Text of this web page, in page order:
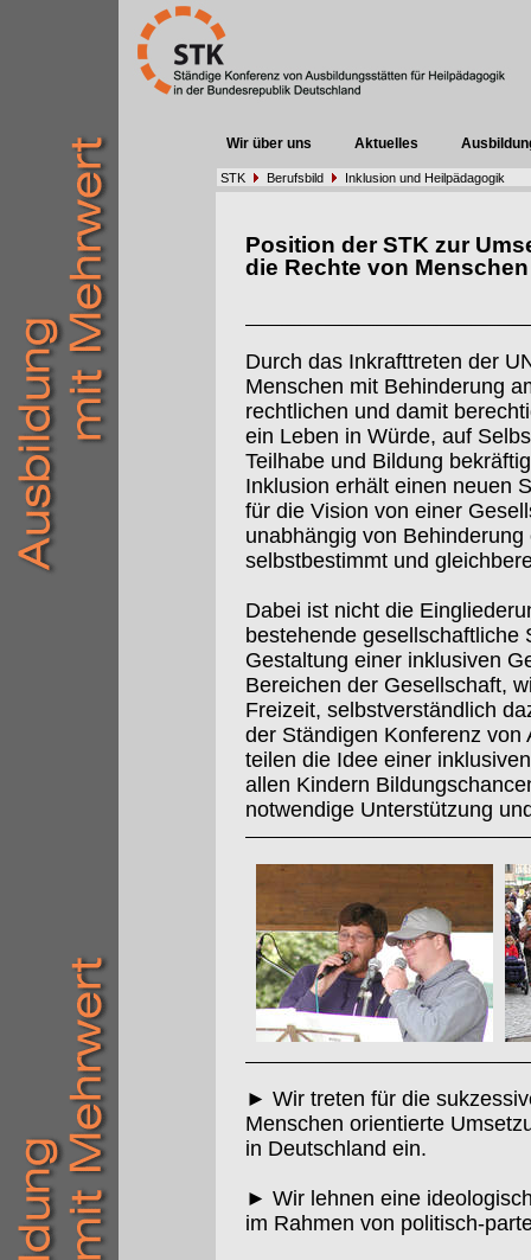
Wir über uns Aktuelles
STK Berufsbild Inklusion und Heilpädagogik
Position der STK zur
die Rechte von
Durch das Inkrafttreten der
Menschen mit Behinderung
rechtlichen und damit
ein Leben in Würde, auf
Teilhabe und Bildung
Inklusion erhält einen neuen
für die Vision von einer
unabhängig von
selbstbestimmt und
Dabei ist nicht die
bestehende gesellschaftliche
Gestaltung einer inklusiven
Bereichen der Gesellschaft,
Freizeit, selbstverständlich
der Ständigen Konferenz
teilen die Idee einer
allen Kindern
notwendige Unterstützung
► Wir treten für die
Menschen orientierte
in Deutschland ein.
► Wir lehnen eine
im Rahmen von politisch-